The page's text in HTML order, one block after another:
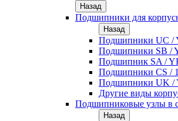
Назад
Подшипники для
Назад
Подшипники UC /
Подшипники SB /
Подшипник SA /
Подшипники CS /
Подшипники UK /
Другие виды
Подшипниковые узлы в
Назад